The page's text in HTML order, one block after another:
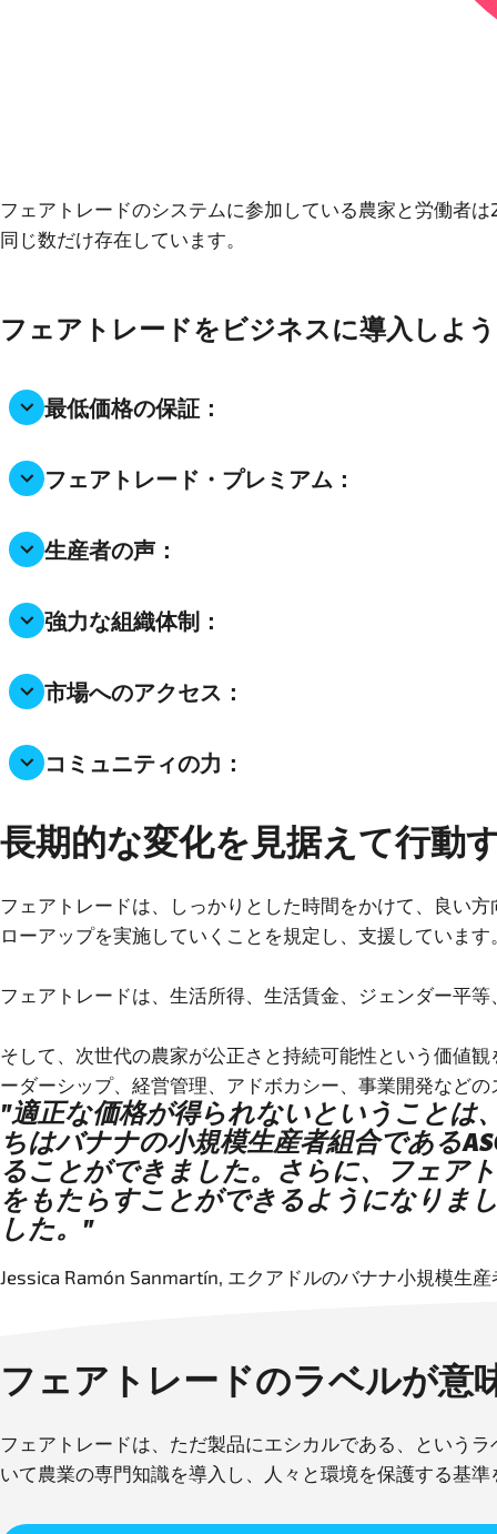
フェアトレードのシステムに参加している農家と労働者
同じ数だけ存在しています。
フェアトレードをビジネスに導入しよう
最低価格の保証：
フェアトレード・プレミアム：
生産者の声：
強力な組織体制：
市場へのアクセス：
コミュニティの力：
長期的な変化を見据えて行動
フェアトレードは、しっかりとした時間をかけて、良い
ローアップを実施していくことを規定し、支援しています
フェアトレードは、生活所得、生活賃金、ジェンダー平
そして、次世代の農家が公正さと持続可能性という価値
"適正な価格が得られないということは
ちはバナナの小規模生産者組合である
ることができました。さらに、フェア
をもたらすことができるようになりま
した。"
Jessica Ramón Sanmartín, エクアドルのバナナ小規模生
フェアトレードのラベルが意
フェアトレードは、ただ製品にエシカルである、という
いて農業の専門知識を導入し、人々と環境を保護する基